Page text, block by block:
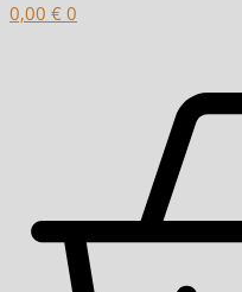
0,00 € 0